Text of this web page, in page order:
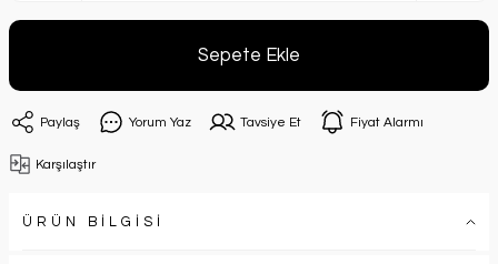
Sepete Ekle
Paylaş Yorum Yaz Tavsiye Et Fiyat Alarmı
Karşılaştır
ÜRÜN BİLGİSİ